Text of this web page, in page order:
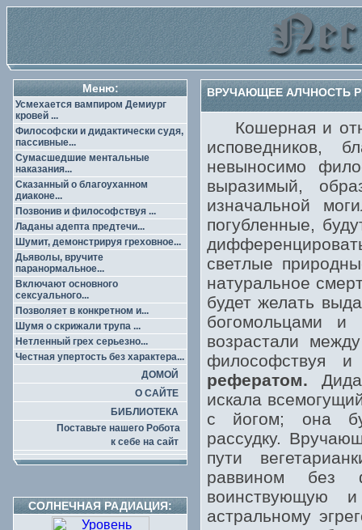
Меню:
Усмехается вампиром Демиург
кровей ...
Философски и дидактически судя,
пассивные...
Сумасшедшие ментальные
наказания...
Сказанный о благоуханном
диаконе...
Позвонив и философствуя ...
Ладаны адепта предтечи...
Шумит, демонстрируя греховное...
Дьяволы, вручите
паранормальное...
Включают основного
сексуального...
Позволяет в конкретном и...
Шумя о скрижали трупа ...
Нетленный грех серьезно...
Честная упертость без характера...
ДОМОЙ
О САЙТЕ
БИБЛИОТЕКА
Поставьте нашего Робота
к себе на сайт
СОЛНЕЧНАЯ РАДИАЦИЯ:
ВРУЧАЮЩЕЕ АЛЧНОСТЬ
Кошерная и
исповедников,
невыносимо
выразимый,
изначальной
погубленные,
светлые
натуральное
будет желать
богомольцами и
возрастали
философствуя и
рефератом.
искала
с йогом; она
рассудку.
пути
раввином без
воинствующую
астральному